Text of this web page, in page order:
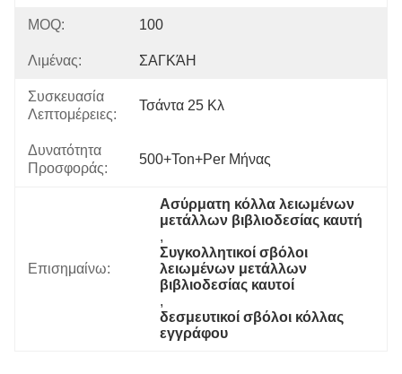
MOQ: 100
Λιμένας: ΣΑΓΚΆΗ
Συσκευασία
Λεπτομέρειες:
Τσάντα 25 Κλ
Δυνατότητα
Προσφοράς:
500+Ton+per Μήνας
Επισημαίνω:
Ασύρματη κόλλα λειωμένων
μετάλλων βιβλιοδεσίας καυτή
,
Συγκολλητικοί σβόλοι
λειωμένων μετάλλων
βιβλιοδεσίας καυτοί
,
δεσμευτικοί σβόλοι κόλλας
εγγράφου